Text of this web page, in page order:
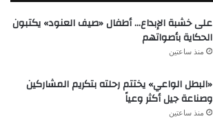
على خشبة الإبداع… أطفال «صيف العنود» يكتبون
الحكاية بأصواتهم
منذ ساعتين
«البطل الواعي» يختتم رحلته بتكريم المشاركين
وصناعة جيل أكثر وعياً
منذ ساعتين